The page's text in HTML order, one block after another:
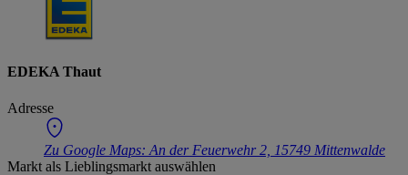
EDEKA Thaut
Adresse
Zu Google Maps: An der Feuerwehr 2, 15749 Mittenwalde
Markt als Lieblingsmarkt auswählen